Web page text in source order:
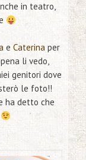
in teatro,
e Caterina per
li vedo,
genitori dove
le foto!!
ha detto che